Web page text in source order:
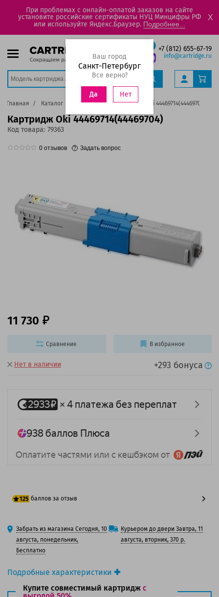
При проблемах с онлайн-оплатой заказов на сайте
установите российские сертификаты НУЦ Минцифры РФ
или используйте Яндекс.Браузер. Подробнее...
X
+7 (812) 655-67-19
info@cartridge.ru
Ваш город
Санкт-Петербург
Все верно?
Да Нет
Главная Каталог Картриджи Картридж Oki 44469714(44469704)
Картридж Oki 44469714(44469704)
Код товара: 79363
0 отзывов Задать вопрос
Подробные характеристики
Производитель принтера:OKI
Нет в наличии +293 бонуса
11 730
125 баллов за отзыв
100 баллов
125 баллов
Забрать из магазина Сегодня, 10
августа, понедельник,
Бесплатно
Курьером до двери Завтра, 11
августа, вторник, 370 р.
Сравнение В избранное
Купите совместимый картридж с